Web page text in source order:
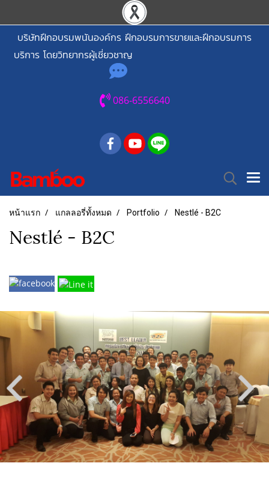
บริษัทฝึกอบรมพนันองค์กร ฝึกอบรมการขายและฝึกอบรมการ
บริการ โดยวิทยากรผู้เชี่ยวชาญ
086-6556640
หน้าแรก แกลลอรี่ทั้งหมด Portfolio Nestlé - B2C
Nestlé - B2C